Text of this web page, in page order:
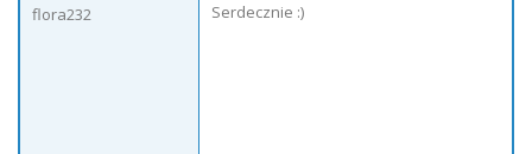
flora232
Serdecznie :)